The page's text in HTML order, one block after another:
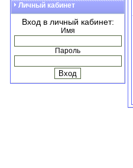
Личный кабинет
Вход в личный кабинет:
Имя
Пароль